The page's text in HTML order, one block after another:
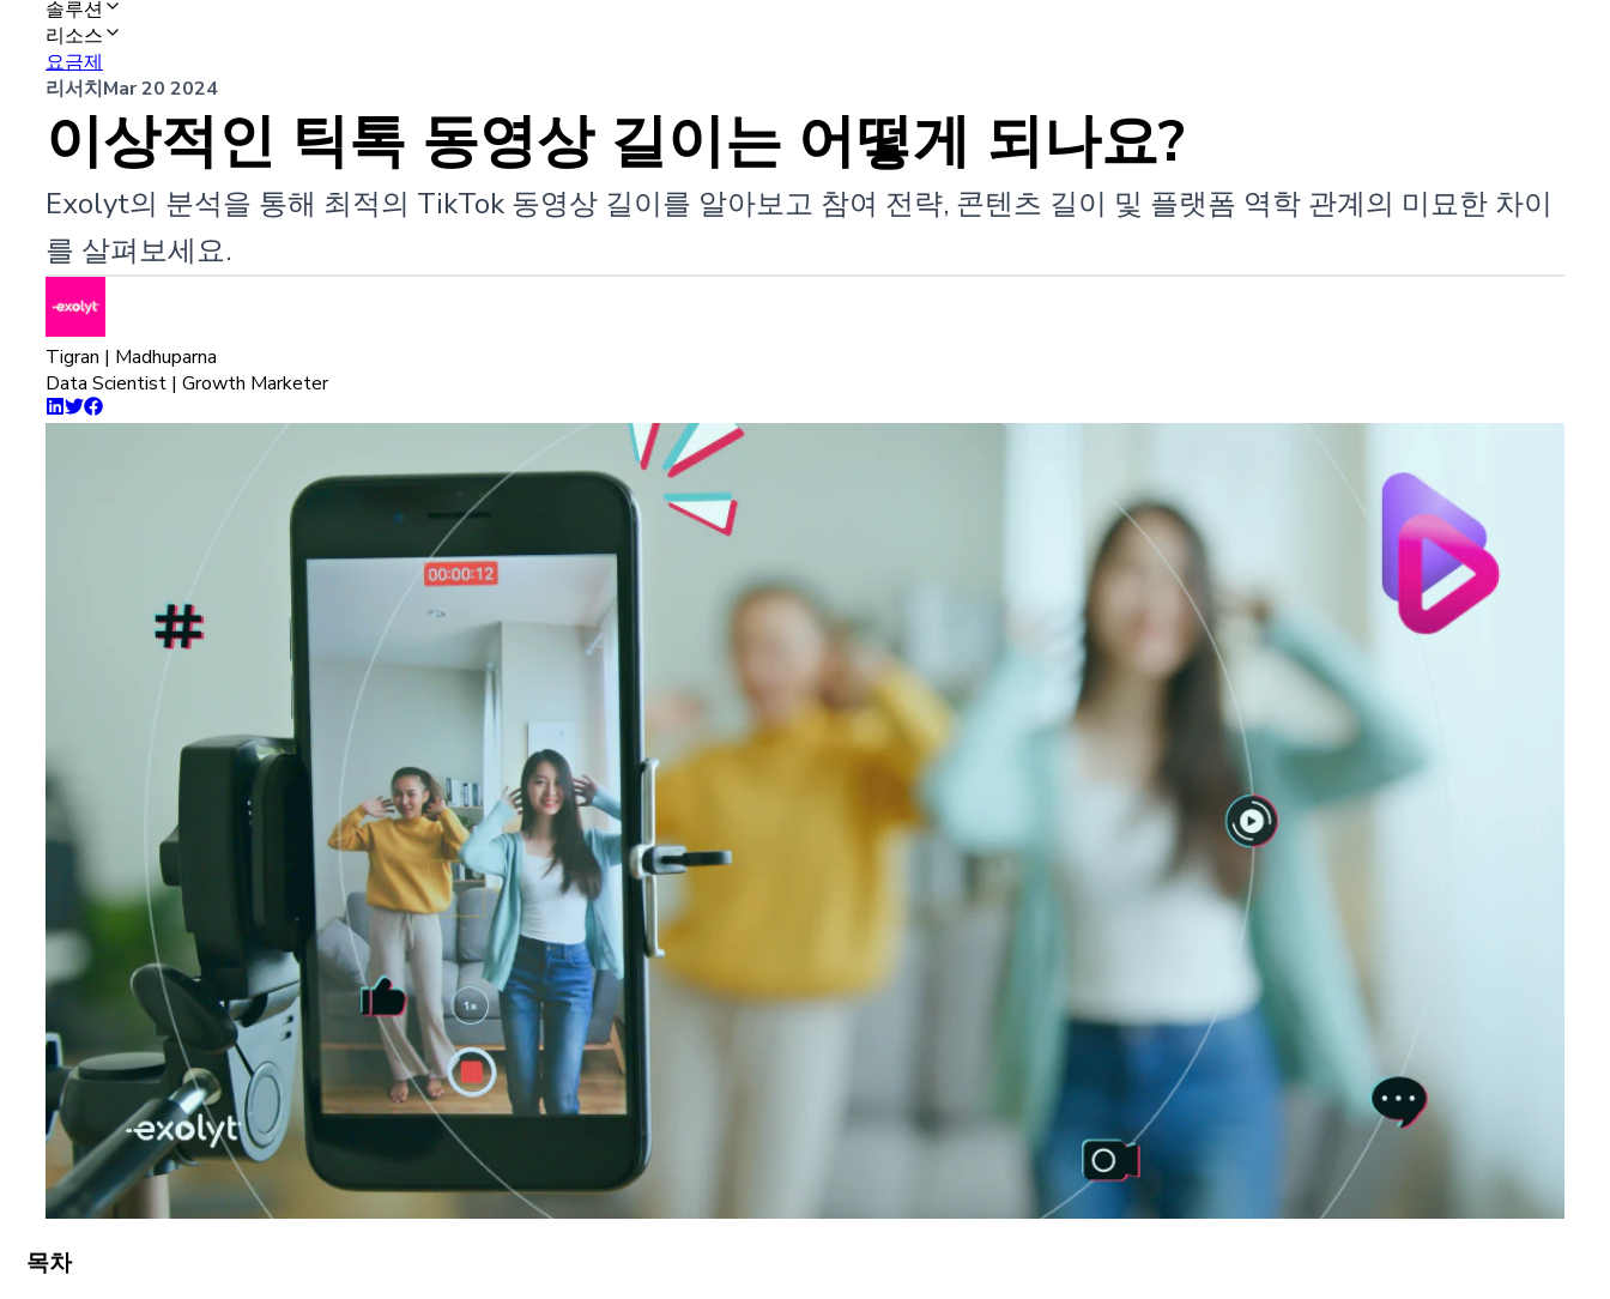
솔루션
리소스
요금제
리서치Mar 20 2024
이상적인 틱톡 동영상 길이는 어떻게 되나요?
Exolyt의 분석을 통해 최적의 TikTok 동영상 길이를 알아보고 참여 전략, 콘텐츠 길이 및 플랫폼 역학 관계의 미묘한 차이
를 살펴보세요.
Tigran | Madhuparna
Data Scientist | Growth Marketer
목차